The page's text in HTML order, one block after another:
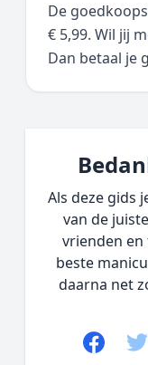
De
€ 5,99. Wil jij
Dan betaal je
Als deze gids
van de
vrienden en
beste
daarna net